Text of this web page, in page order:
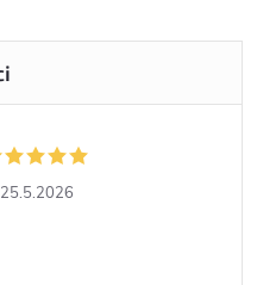
25.5.2026